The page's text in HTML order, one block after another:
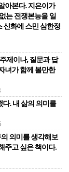
아본다. 지은이가
는 전쟁본능을 일
신화에 스민 삼한정
제이나, 질문과 답
녀가 함께 볼만한
. 내 삶의 의미를
의미를 생각해보
주고 싶은 책이다.